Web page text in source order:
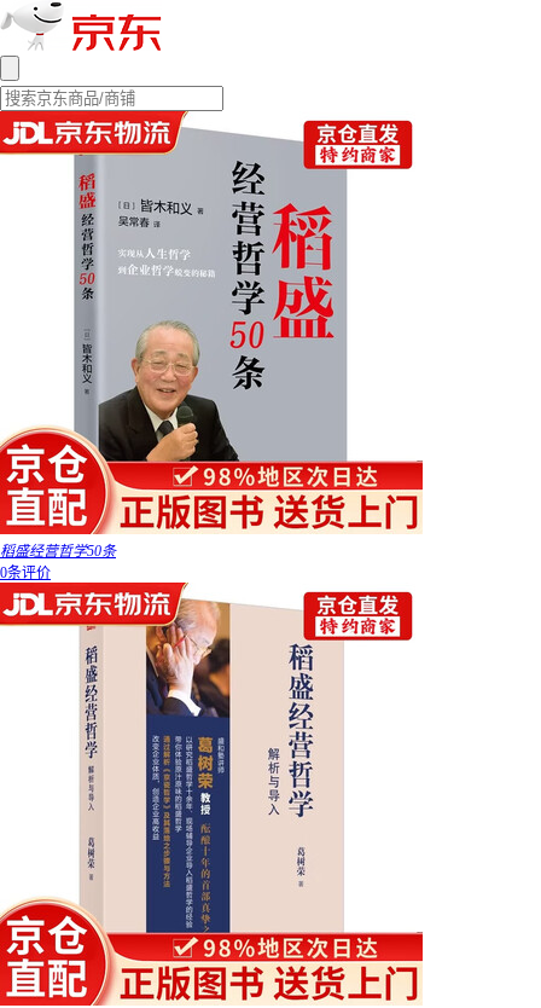
稻盛经营哲学50条
0条评价